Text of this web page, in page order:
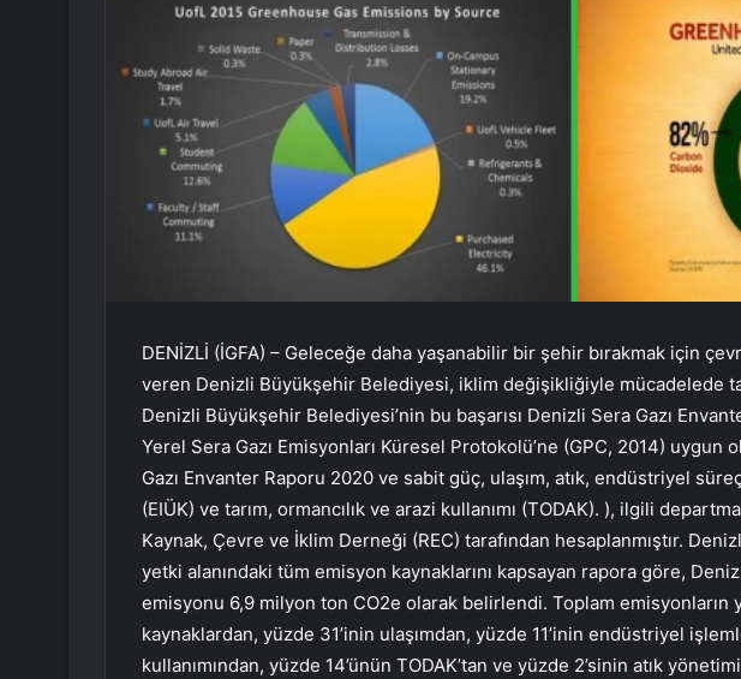
DENİZLİ (İGFA) – Geleceğe daha yaşanabilir bir şehir bırakmak için
veren Denizli Büyükşehir Belediyesi, iklim değişikliğiyle mücadelede
Denizli Büyükşehir Belediyesi’nin bu başarısı Denizli Sera Gazı
Yerel Sera Gazı Emisyonları Küresel Protokolü’ne (GPC, 2014) uygun
Gazı Envanter Raporu 2020 ve sabit güç, ulaşım, atık, endüstriyel
(EIÜK) ve tarım, ormancılık ve arazi kullanımı (TODAK). ), ilgili
Kaynak, Çevre ve İklim Derneği (REC) tarafından hesaplanmıştır.
yetki alanındaki tüm emisyon kaynaklarını kapsayan rapora göre,
emisyonu 6,9 milyon ton CO2e olarak belirlendi. Toplam emisyonların
kaynaklardan, yüzde 31’inin ulaşımdan, yüzde 11’inin endüstriyel
kullanımından, yüzde 14’ünün TODAK’tan ve yüzde 2’sinin atık